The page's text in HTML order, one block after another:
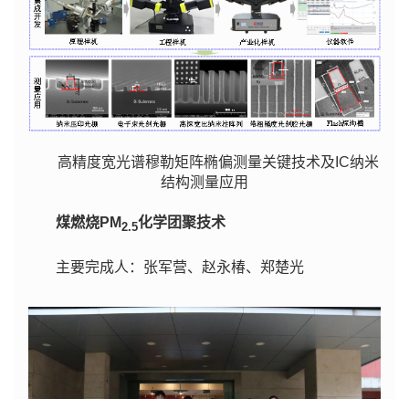
高精度宽光谱穆勒矩阵椭偏测量关键技术及IC纳米
结构测量应用
煤燃烧PM2.5化学团聚技术
主要完成人：张军营、赵永椿、郑楚光